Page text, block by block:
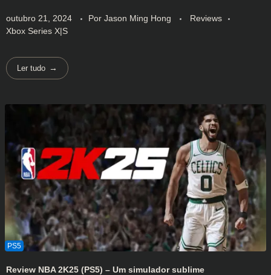
outubro 21, 2024 Por Jason Ming Hong
Reviews
Xbox Series X|S
Ler tudo
Review NBA 2K25 (PS5) – Um simulador sublime